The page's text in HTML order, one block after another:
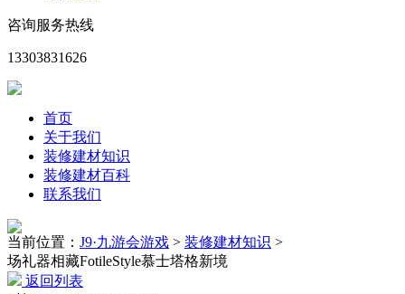
咨询服务热线
13303831626
首页
关于我们
装修建材知识
装修建材百科
联系我们
当前位置： J9·九游会游戏 > 装修建材知识 >
场礼器相藏FotileStyle慕士塔格新境
返回列表